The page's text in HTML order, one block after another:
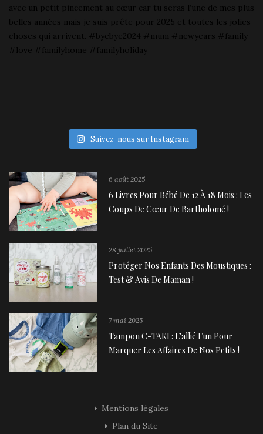
Suivez-nous sur Instagram
6 août 2025
6 Livres Pour Bébé De 12 À 18 Mois : Les
Coups De Cœur De Bartholomé !
28 juillet 2025
Protéger Nos Enfants Des Moustiques :
Test & Avis De Maman !
7 mai 2025
Tampon C-TAKI : L’allié Fun Pour
Marquer Les Affaires De Nos Petits !
Mentions légales
Plan du Site